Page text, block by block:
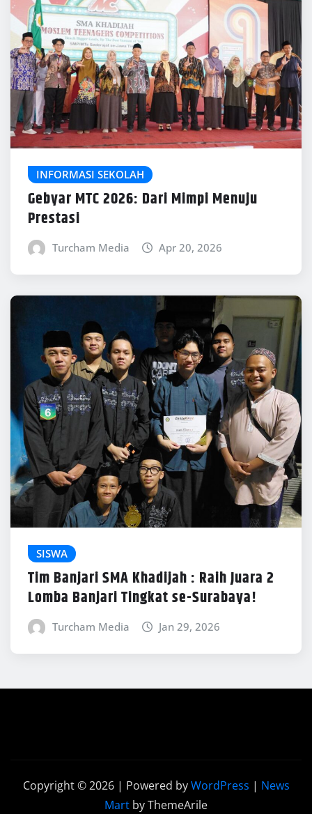
INFORMASI SEKOLAH
Gebyar MTC 2026: Dari Mimpi Menuju
Prestasi
Turcham Media Apr 20, 2026
SISWA
Tim Banjari SMA Khadijah : Raih Juara 2
Lomba Banjari Tingkat se-Surabaya!
Turcham Media Jan 29, 2026
Copyright © 2026 | Powered byWordPress | News
Mart by ThemeArile